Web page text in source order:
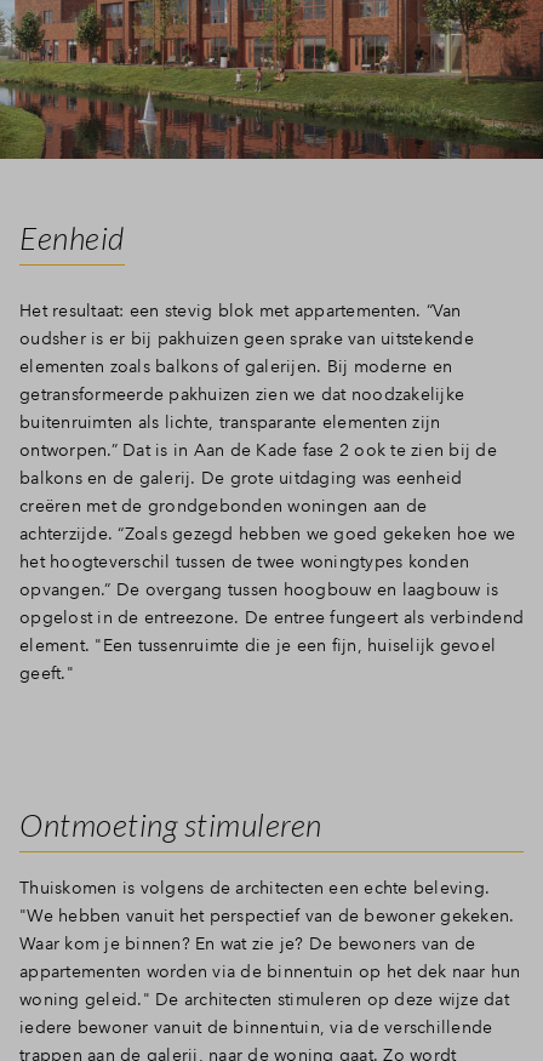
Eenheid
Het resultaat: een stevig blok met appartementen. “Van
oudsher is er bij pakhuizen geen sprake van uitstekende
elementen zoals balkons of galerijen. Bij moderne en
getransformeerde pakhuizen zien we dat noodzakelijke
buitenruimten als lichte, transparante elementen zijn
ontworpen.” Dat is in Aan de Kade fase 2 ook te zien bij de
balkons en de galerij. De grote uitdaging was eenheid
creëren met de grondgebonden woningen aan de
achterzijde. “Zoals gezegd hebben we goed gekeken hoe we
het hoogteverschil tussen de twee woningtypes konden
opvangen.” De overgang tussen hoogbouw en laagbouw is
opgelost in de entreezone. De entree fungeert als verbindend
element. "Een tussenruimte die je een fijn, huiselijk gevoel
geeft."
Ontmoeting stimuleren
Thuiskomen is volgens de architecten een echte beleving.
"We hebben vanuit het perspectief van de bewoner gekeken.
Waar kom je binnen? En wat zie je? De bewoners van de
appartementen worden via de binnentuin op het dek naar hun
woning geleid." De architecten stimuleren op deze wijze dat
iedere bewoner vanuit de binnentuin, via de verschillende
trappen aan de galerij, naar de woning gaat. Zo wordt